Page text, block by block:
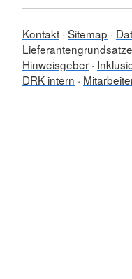
Kontakt Sitemap
Hinweisgeber
DRK intern